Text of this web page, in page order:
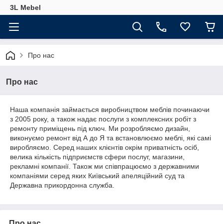
3L Mebel
Про нас
Про нас
Наша компанія займається виробництвом меблів починаючи
з 2005 року, а також надає послуги з комплексних робіт з
ремонту приміщень під ключ. Ми розробляємо дизайн,
виконуємо ремонт від А до Я та встановлюємо меблі, які самі
виробляємо. Серед наших клієнтів окрім приватність осіб,
велика кількість підприємств сфери послуг, магазини,
рекламні компанії. Також ми співпрацюємо з державними
компаніями серед яких Київський апеляційний суд та
Державна прикордонна служба.